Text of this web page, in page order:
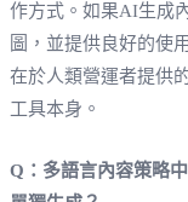
作方式。如果AI生成
圖，並提供良好的使
在於人類營運者提供
工具本身。
Q：多語言內容策略